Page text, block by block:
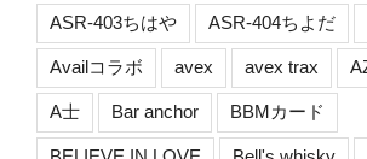
ASR-403ちはや ASR-404ちよだ
Availコラボ avex avex trax
A士 Bar anchor BBMカード